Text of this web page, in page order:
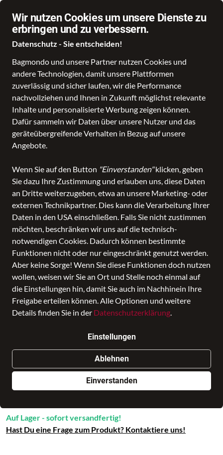
Wir nutzen Cookies um unsere Dienste zu
erbringen und zu verbessern.
Datenschutz - Sie entscheiden!
Bagmondo und unsere Partner nutzen Cookies und
andere Technologien, damit unsere Plattformen
zuverlässig und sicher laufen, wir die Performance
nachvollziehen und Ihnen in Zukunft möglichst relevante
Inhalte und personalisierte Werbung zeigen können.
Dafür sammeln wir Daten über unsere Nutzer und das
geräteübergreifende Verhalten in Bezug auf unsere
Angebote.
Wenn Sie auf den Button "Einverstanden"klicken, geben
Sie dazu Ihre Zustimmung und erlauben uns, diese Daten
an Dritte weiterzugeben, etwa an unsere Marketing- oder
externen Technikpartner. Dies kann die Verarbeitung Ihrer
Daten in den USA einschließen. Falls Sie nicht zustimmen
möchten, beschränken wir uns auf die technisch-
notwendigen Cookies. Dadurch können bestimmte
Funktionen nicht oder nur eingeschränkt genutzt werden.
Aber keine Sorge! Wenn Sie diese Funktionen doch nutzen
wollen, weisen wir Sie an Ort und Stelle noch einmal auf
die Einstellungen hin, damit Sie auch im Nachhinein Ihre
Freigabe erteilen können. Alle Optionen und weitere
Details finden Sie in der Datenschutzerklärung.
Einstellungen
Ablehnen
Einverstanden
Taschen Koffer- und Reisetaschen Rucksäcke Accessoires
ROLLING TOTE 15,6' + RFID
Nur noch weniger als 3 Artikel im Geschäft vorhanden.
In den Warenkorb
Auf Lager - sofort versandfertig!
Hast Du eine Frage zum Produkt? Kontaktiere uns!